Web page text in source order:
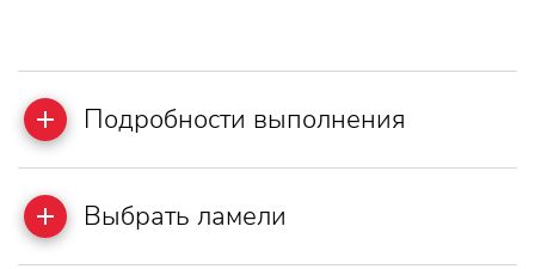
Подробности выполнения
Выбрать ламели